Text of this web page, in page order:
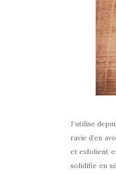
J’utilise
ravie d’en
et exfolient
solidifie en